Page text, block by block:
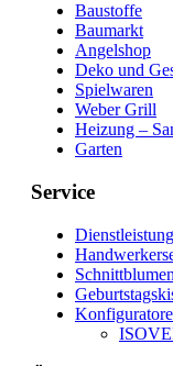
Baustoffe
Baumarkt
Angelshop
Deko und
Spielwaren
Weber Grill
Heizung –
Garten
Service
Schnittblumen